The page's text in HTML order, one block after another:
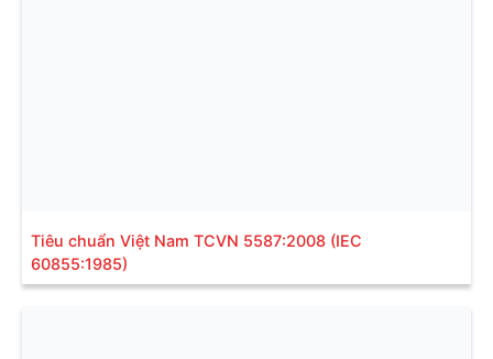
Tiêu chuẩn Việt Nam TCVN 5587:2008 (IEC
60855:1985)